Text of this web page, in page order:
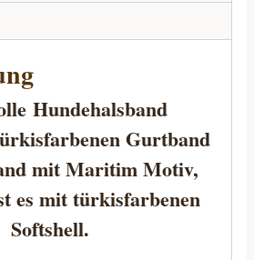
Hundehalsband
Gurtband
mit Maritim Motiv,
es mit türkisfarbenen
Softshell.